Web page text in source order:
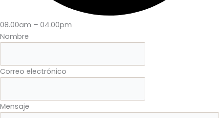
08.00am – 04.00pm
Nombre
Correo electrónico
Mensaje